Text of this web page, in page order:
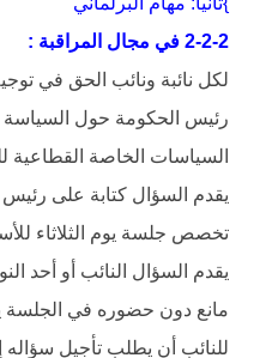
2-2-2 في مجال المراقبة :
لكل نائبة ونائب الحق في
رئيس الحكومة حول السياسة
السياسات الخاصة القطاعية
يقدم السؤال كتابة على
تخصص جلسة يوم الثلاثاء
يقدم السؤال النائب أو أحد
مانع دون حضوره في الجلسة
للنائب أن يطلب تأجيل